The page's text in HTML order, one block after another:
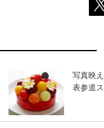
写真映
表参道